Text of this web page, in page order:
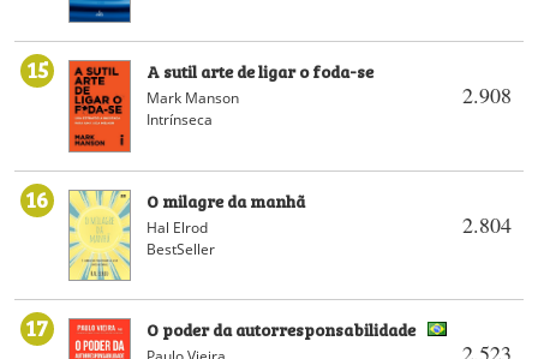
15
2.908
A sutil arte de ligar o foda-se
Mark Manson
Intrínseca
16
2.804
O milagre da manhã
Hal Elrod
BestSeller
17
2.523
O poder da autorresponsabilidade